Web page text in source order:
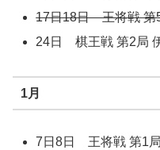
17日18日 王将戦 第
24日 棋王戦 第2局
1月
7日8日 王将戦 第1